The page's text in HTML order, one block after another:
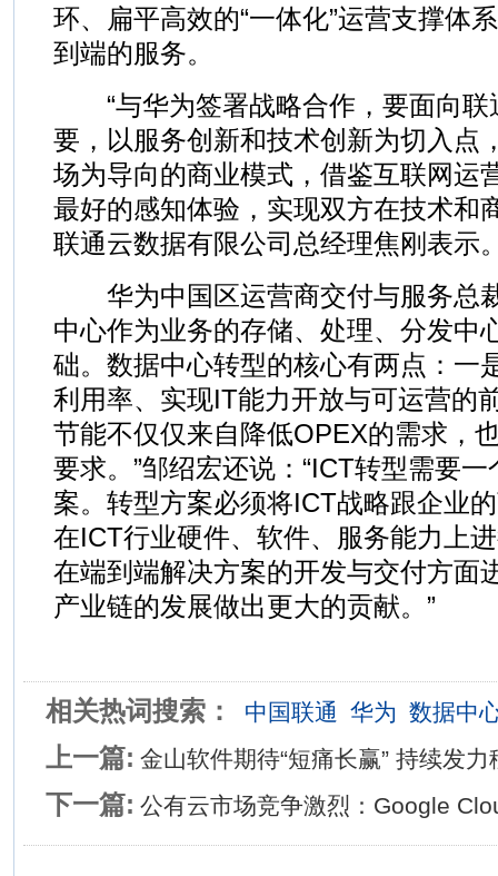
环、扁平高效的“一体化”运营支撑体
到端的服务。
“与华为签署战略合作，要面向联
要，以服务创新和技术创新为切入点
场为导向的商业模式，借鉴互联网运
最好的感知体验，实现双方在技术和
联通云数据有限公司总经理焦刚表示
华为中国区运营商交付与服务总
中心作为业务的存储、处理、分发中
础。数据中心转型的核心有两点：一
利用率、实现IT能力开放与可运营的
节能不仅仅来自降低OPEX的需求，
要求。”邹绍宏还说：“ICT转型需要
案。转型方案必须将ICT战略跟企业
在ICT行业硬件、软件、服务能力上
在端到端解决方案的开发与交付方面
产业链的发展做出更大的贡献。”
相关热词搜索： 中国联通 华为 数据中
上一篇: 金山软件期待“短痛长赢” 持续发
下一篇: 公有云市场竞争激烈：Google